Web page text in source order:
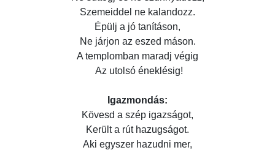
Szemeiddel ne kalandozz.
Épülj a jó tanításon,
Ne járjon az eszed máson.
A templomban maradj végig
Az utolsó éneklésig!
Igazmondás:
Kövesd a szép igazságot,
Került a rút hazugságot.
Aki egyszer hazudni mer,